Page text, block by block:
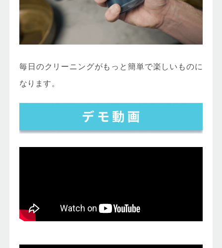
毎日のクリーニングがもっと簡単で楽しいものに
なります。